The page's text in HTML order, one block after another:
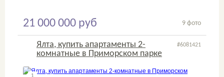
21 000 000 руб 9 фото
#6081421
Ялта, купить апартаменты 2-
комнатные в Приморском парке
1